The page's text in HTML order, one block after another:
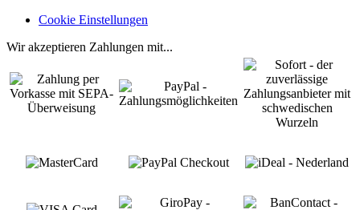
Cookie Einstellungen
Wir akzeptieren Zahlungen mit...